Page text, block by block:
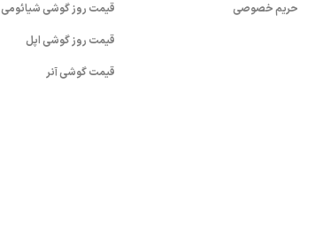
حریم خصوصی
قیمت روز گوشی شیائومی
قیمت روز گوشی اپل
قیمت گوشی آنر